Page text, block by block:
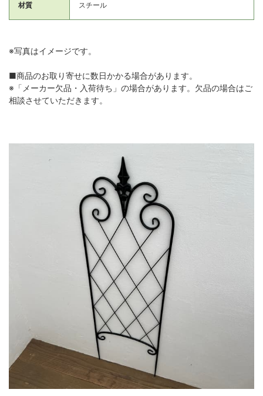
材質 スチール
※写真はイメージです。
■商品のお取り寄せに数日かかる場合があります。
※「メーカー欠品・入荷待ち」の場合があります。欠品の場合はご
相談させていただきます。